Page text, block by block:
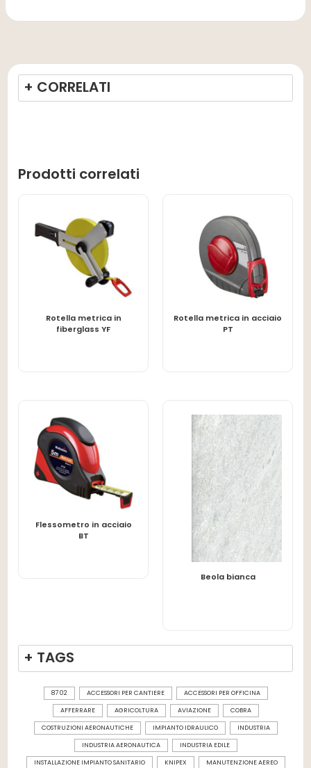
+ CORRELATI
Prodotti correlati
LEGGI TUTTO
Rotella metrica in
fiberglass YF
LEGGI TUTTO
Rotella metrica in acciaio
PT
LEGGI TUTTO
Flessometro in acciaio
BT
LEGGI TUTTO
Beola bianca
+ TAGS
87 02 ACCESSORI PER CANTIERE ACCESSORI PER OFFICINA
AFFERRARE AGRICOLTURA AVIAZIONE COBRA
COSTRUZIONI AERONAUTICHE IMPIANTO IDRAULICO INDUSTRIA
INDUSTRIA AERONAUTICA INDUSTRIA EDILE
INSTALLAZIONE IMPIANTO SANITARIO KNIPEX MANUTENZIONE AEREO